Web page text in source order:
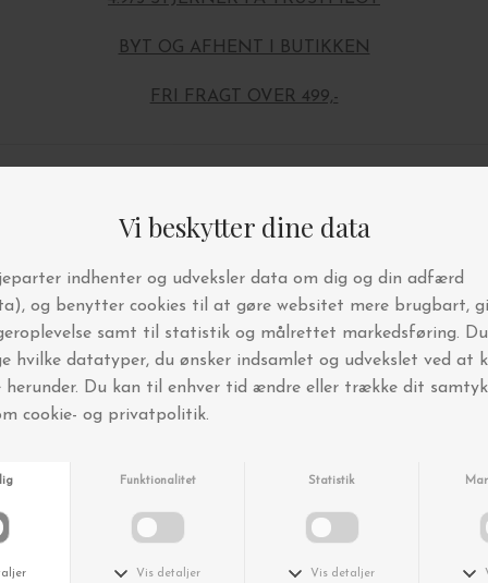
BYT OG AFHENT I BUTIKKEN
FRI FRAGT OVER 499,-
Andre købte også